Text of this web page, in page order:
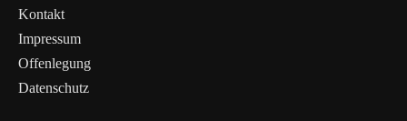
WEITERLESEN
Nicht verpassen
Kontakt
Impressum
Offenlegung
Datenschutz